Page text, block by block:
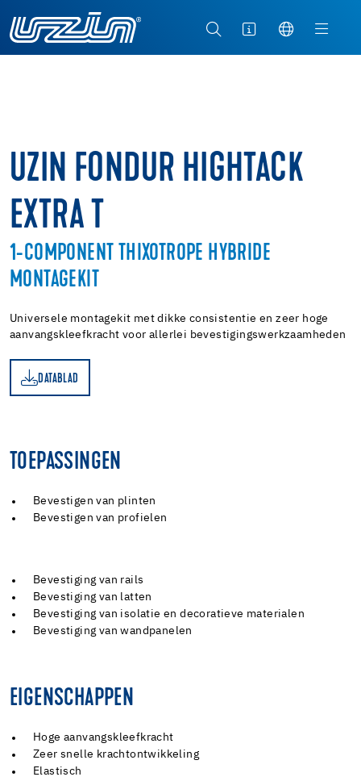
UZIN FONDUR HIGHTACK
EXTRA T
1-COMPONENT THIXOTROPE HYBRIDE
MONTAGEKIT
Universele montagekit met dikke consistentie en zeer hoge
aanvangskleefkracht voor allerlei bevestigingswerkzaamheden
DATABLAD
TOEPASSINGEN
Bevestigen van plinten
Bevestigen van profielen
Bevestiging van rails
Bevestiging van latten
Bevestiging van isolatie en decoratieve materialen
Bevestiging van wandpanelen
EIGENSCHAPPEN
Hoge aanvangskleefkracht
Zeer snelle krachtontwikkeling
Elastisch